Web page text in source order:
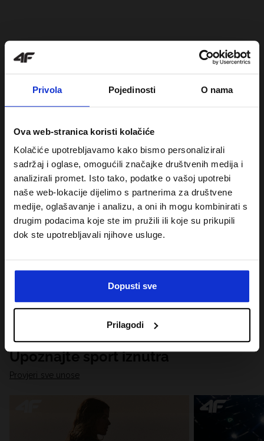
Privola Pojedinosti O nama
Ova web-stranica koristi kolačiće
Kolačiće upotrebljavamo kako bismo personalizirali
sadržaj i oglase, omogućili značajke društvenih medija i
analizirali promet. Isto tako, podatke o vašoj upotrebi
naše web-lokacije dijelimo s partnerima za društvene
medije, oglašavanje i analizu, a oni ih mogu kombinirati s
drugim podacima koje ste im pružili ili koje su prikupili
dok ste upotrebljavali njihove usluge.
Dopusti sve
Prilagodi
Upoznajte sport iznutra
Provjeri sve unose